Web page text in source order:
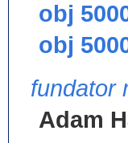
obj
obj
fundator
Adam